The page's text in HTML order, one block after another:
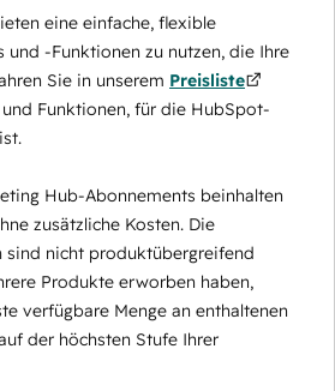
eine einfache, flexible
und -Funktionen zu nutzen, die Ihre
Sie in unserem Preisliste
Funktionen, für die HubSpot-
Hub-Abonnements beinhalten
zusätzliche Kosten. Die
sind nicht produktübergreifend
Produkte erworben haben,
verfügbare Menge an enthaltenen
der höchsten Stufe Ihrer